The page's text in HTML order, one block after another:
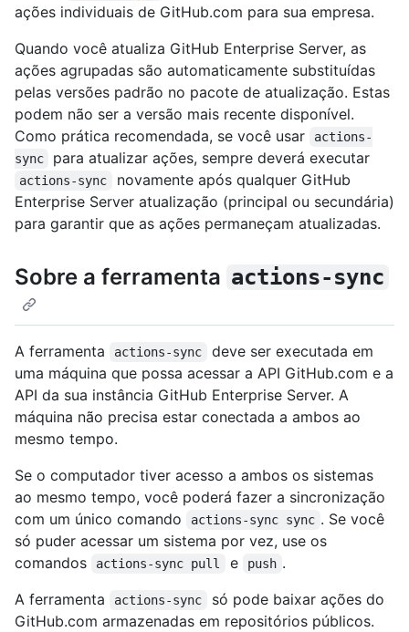
ações individuais de GitHub.com para sua empresa.
Quando você atualiza GitHub Enterprise Server, as
ações agrupadas são automaticamente substituídas
pelas versões padrão no pacote de atualização. Estas
podem não ser a versão mais recente disponível.
Como prática recomendada, se você usar
actions-
sync
para atualizar ações, sempre deverá executar
actions-sync
novamente após qualquer GitHub
Enterprise Server atualização (principal ou secundária)
para garantir que as ações permaneçam atualizadas.
Sobre a ferramenta actions-sync
A ferramenta actions-sync
deve ser executada em
uma máquina que possa acessar a API GitHub.com e a
API da sua instância GitHub Enterprise Server. A
máquina não precisa estar conectada a ambos ao
mesmo tempo.
Se o computador tiver acesso a ambos os sistemas
ao mesmo tempo, você poderá fazer a sincronização
com um único comando
actions-sync sync . Se você
só puder acessar um sistema por vez, use os
comandos
actions-sync pull e push .
A ferramenta
actions-sync
só pode baixar ações do
GitHub.com armazenadas em repositórios públicos.